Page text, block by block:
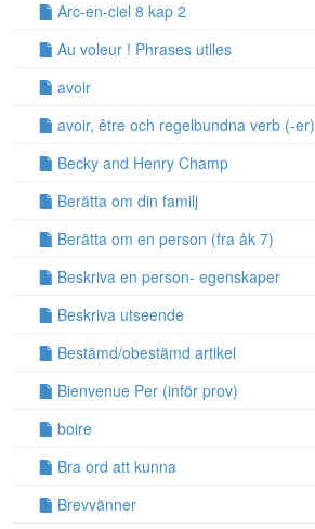
Arc-en-ciel 8 kap 2
Au voleur ! Phrases utiles
avoir
avoir, être och regelbundna verb (-er)
Becky and Henry Champ
Berätta om din familj
Berätta om en person (fra åk 7)
Beskriva en person- egenskaper
Beskriva utseende
Bestämd/obestämd artikel
Bienvenue Per (inför prov)
boire
Bra ord att kunna
Brevvänner